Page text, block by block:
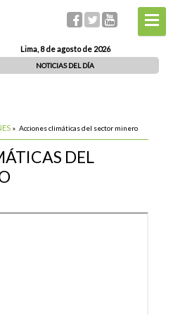
Lima, 8 de agosto de 2026
NOTICIAS DEL DÍA
» Acciones climáticas del sector minero
DEL